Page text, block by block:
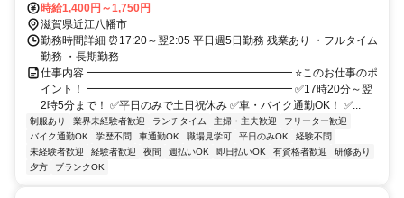
見学OK ✅車・バイク通勤OK ✅未経験OK
時給1,400円～1,750円
滋賀県近江八幡市
勤務時間詳細 ⏰17:20～翌2:05 平日週5日勤務 残業あり ・フルタイム
勤務 ・長期勤務
仕事内容 ━━━━━━━━━━━━━━━━━━━ ⭐このお仕事のポ
イント！ ━━━━━━━━━━━━━━━━━━━ ✅17時20分～翌
2時5分まで！ ✅平日のみで土日祝休み ✅車・バイク通勤OK！ ✅...
制服あり 業界未経験者歓迎 ランチタイム 主婦・主夫歓迎
フリーター歓迎
バイク通勤OK
学歴不問 車通勤OK 職場見学可 平日のみOK
経験不問
未経験者歓迎
経験者歓迎 夜間 週払いOK 即日払いOK 有資格者歓迎
研修あり
夕方
ブランクOK